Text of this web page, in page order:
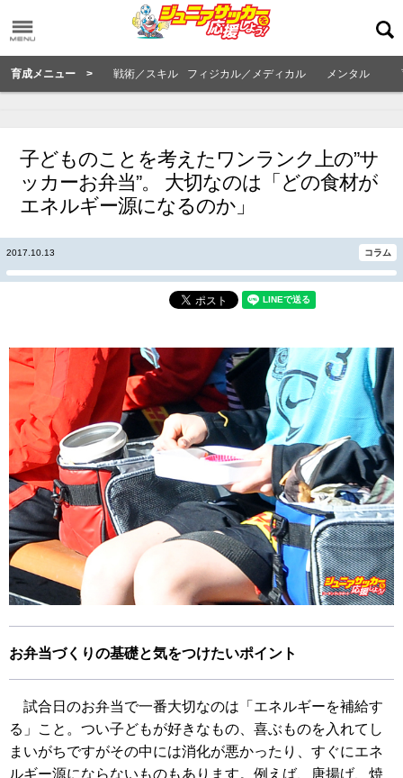
育成メニュー > 戦術／スキル フィジカル／メディカル メンタル
子どものことを考えたワンランク上の”サ
ッカーお弁当”。 大切なのは「どの食材が
エネルギー源になるのか」
2017.10.13 コラム
お弁当づくりの基礎と気をつけたいポイント
試合日のお弁当で一番大切なのは「エネルギーを補給す
る」こと。つい子どもが好きなもの、喜ぶものを入れてし
まいがちですがその中には消化が悪かったり、すぐにエネ
ルギー源にならないものもあります。例えば、唐揚げ、焼